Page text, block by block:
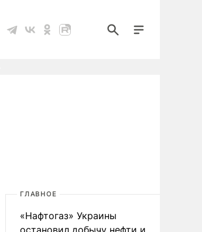
ГЛАВНОЕ
«Нафтогаз» Украины
остановил добычу нефти и